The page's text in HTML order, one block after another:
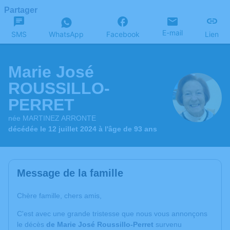
Partager
SMS WhatsApp Facebook E-mail Lien
Marie José
ROUSSILLO-
PERRET
née MARTINEZ ARRONTE
décédée le 12 juillet 2024 à l'âge de 93 ans
Message de la famille
Chère famille, chers amis,
C'est avec une grande tristesse que nous vous annonçons
le décès de Marie José Roussillo-Perret survenu